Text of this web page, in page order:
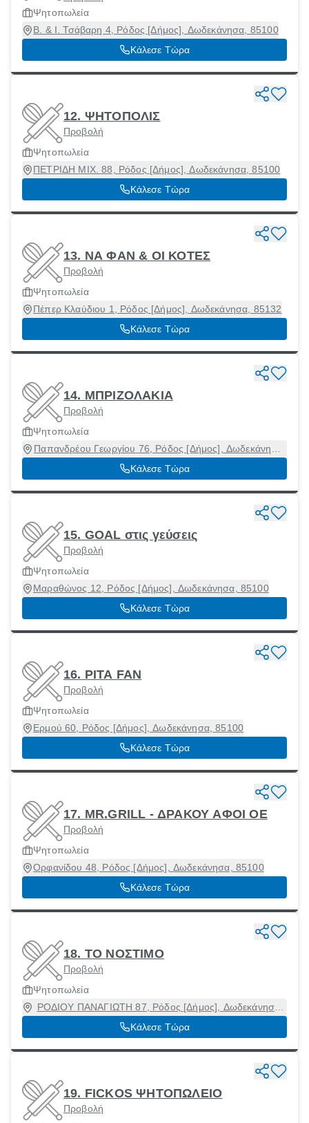
Ψητοπωλεία
Β. & Ι. Τσάβαρη 4, Ρόδος [Δήμος], Δωδεκάνησα, 85100
Κάλεσε Τώρα
12. ΨΗΤΟΠΟΛΙΣ
Προβολή
Ψητοπωλεία
ΠΕΤΡΙΔΗ ΜΙΧ. 88, Ρόδος [Δήμος], Δωδεκάνησα, 85100
Κάλεσε Τώρα
13. ΝΑ ΦΑΝ & ΟΙ ΚΟΤΕΣ
Προβολή
Ψητοπωλεία
Πέπερ Κλαύδιου 1, Ρόδος [Δήμος], Δωδεκάνησα, 85132
Κάλεσε Τώρα
14. ΜΠΡΙΖΟΛΑΚΙΑ
Προβολή
Ψητοπωλεία
Παπανδρέου Γεωργίου 76, Ρόδος [Δήμος], Δωδεκάνησα,
85100
Κάλεσε Τώρα
15. GOAL στις γεύσεις
Προβολή
Ψητοπωλεία
Μαραθώνος 12, Ρόδος [Δήμος], Δωδεκάνησα, 85100
Κάλεσε Τώρα
16. PITA FAN
Προβολή
Ψητοπωλεία
Ερμού 60, Ρόδος [Δήμος], Δωδεκάνησα, 85100
Κάλεσε Τώρα
17. MR.GRILL - ΔΡΑΚΟΥ ΑΦΟΙ ΟΕ
Προβολή
Ψητοπωλεία
Ορφανίδου 48, Ρόδος [Δήμος], Δωδεκάνησα, 85100
Κάλεσε Τώρα
18. ΤΟ ΝΟΣΤΙΜΟ
Προβολή
Ψητοπωλεία
ΡΟΔΙΟΥ ΠΑΝΑΓΙΩΤΗ 87, Ρόδος [Δήμος], Δωδεκάνησα,
85133
Κάλεσε Τώρα
19. FICKOS ΨΗΤΟΠΩΛΕΙΟ
Προβολή